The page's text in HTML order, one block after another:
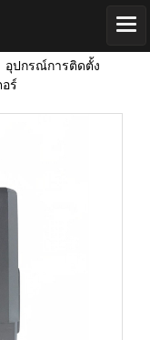
อุปกรณ์การติดตั้ง
ร์